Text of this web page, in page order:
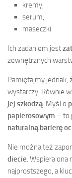
kremy,
serum,
maseczki.
Ich zadaniem jest
zewnętrznych
Pamiętajmy jednak,
wystarczy. Równie
jej szkodzą. Myśl o
papierosowym – to
naturalną barierę
Nie można też
diecie. Wspiera ona
najprostszego, a